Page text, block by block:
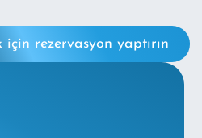
için rezervasyon yaptırın